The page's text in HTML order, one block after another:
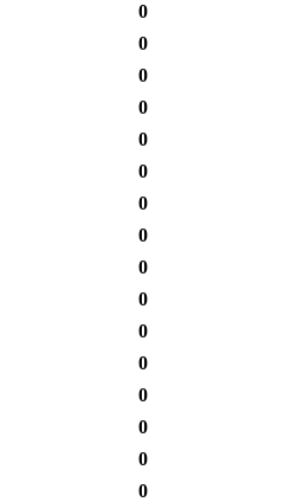
0
0
0
0
0
0
0
0
0
0
0
0
0
0
0
0